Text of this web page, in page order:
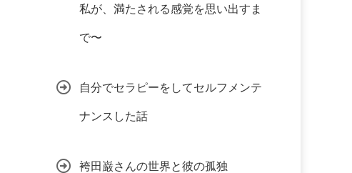
私が、満たされる感覚を思い出すま
で〜
自分でセラピーをしてセルフメンテ
ナンスした話
袴田巌さんの世界と彼の孤独